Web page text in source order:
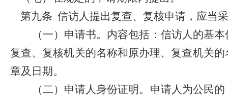
第九条 信访人提出复查、复核申请，应当
（一）申请书。内容包括：信访人的基
复查、复核机关的名称和原办理、复查机关
章及日期。
（二）申请人身份证明。申请人为公民